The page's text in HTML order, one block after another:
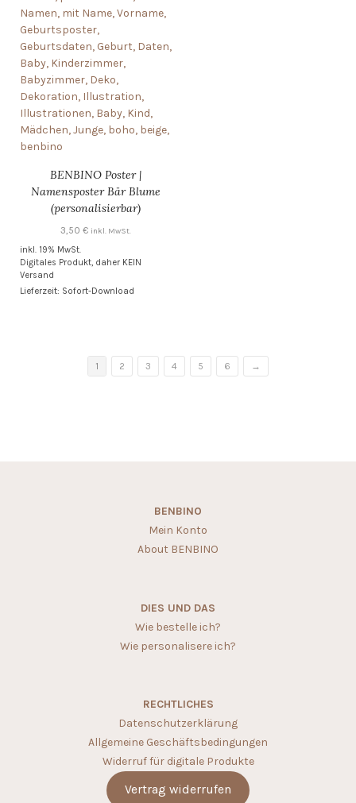
BENBINO Poster |
Namensposter Bär Blume
(personalisierbar)
3,50€ inkl. MwSt.
inkl. 19% MwSt.
Digitales Produkt, daher KEIN
Versand
Lieferzeit: Sofort-Download
1 2 3 4 5 6 →
BENBINO
Mein Konto
About BENBINO
DIES UND DAS
Wie bestelle ich?
Wie personalisere ich?
RECHTLICHES
Datenschutzerklärung
Allgemeine Geschäftsbedingungen
Widerruf für digitale Produkte
Vertrag widerrufen